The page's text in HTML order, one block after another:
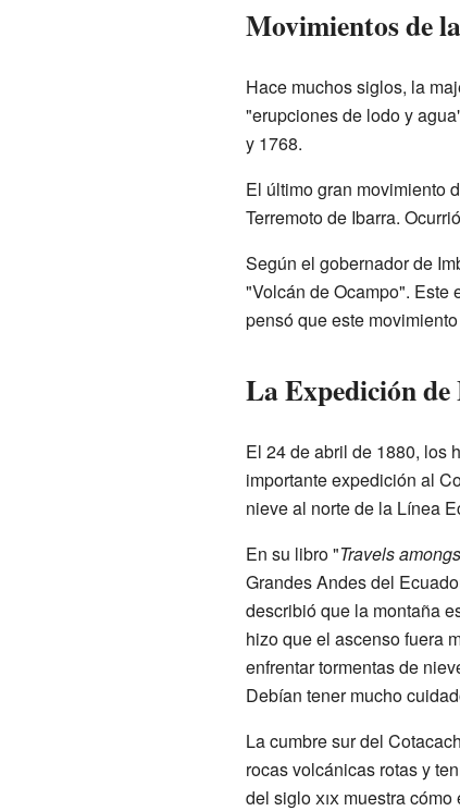
Movimientos de
Hace muchos siglos, la
"erupciones de lodo y
y 1768.
El último gran movimiento
Terremoto de Ibarra.
Según el gobernador de
"Volcán de Ocampo". Este
pensó que este
La Expedición
El 24 de abril de 1880, los
importante expedición al
nieve al norte de la Línea
En su libro "Travels
Grandes Andes del
describió que la montaña
hizo que el ascenso fuera
enfrentar tormentas de
Debían tener mucho
La cumbre sur del
rocas volcánicas rotas y
del sigloxixmuestra cómo